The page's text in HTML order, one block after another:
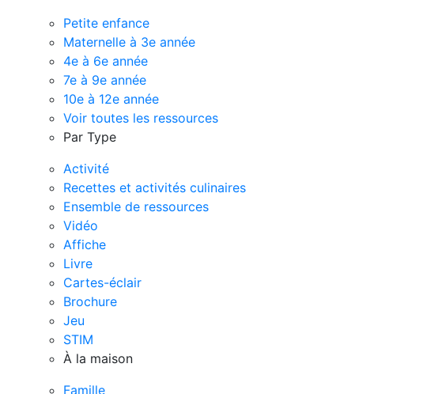
Petite enfance
Maternelle à 3e année
4e à 6e année
7e à 9e année
10e à 12e année
Voir toutes les ressources
Par Type
Activité
Recettes et activités culinaires
Ensemble de ressources
Vidéo
Affiche
Livre
Cartes-éclair
Brochure
Jeu
STIM
À la maison
Famille